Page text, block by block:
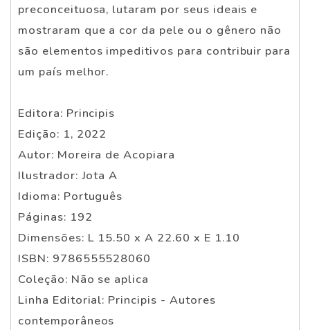
preconceituosa, lutaram por seus ideais e
mostraram que a cor da pele ou o gênero não
são elementos impeditivos para contribuir para
um país melhor.
Editora: Principis
Edição: 1, 2022
Autor: Moreira de Acopiara
Ilustrador: Jota A
Idioma: Português
Páginas: 192
Dimensões: L 15.50 x A 22.60 x E 1.10
ISBN: 9786555528060
Coleção: Não se aplica
Linha Editorial: Principis - Autores
contemporâneos